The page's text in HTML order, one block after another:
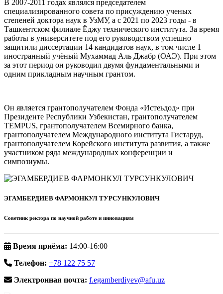
В 2007-2011 годах являлся председателем
специализированного совета по присуждению ученых
степеней доктора наук в УзМУ, а с 2021 по 2023 годы - в
Ташкентском филиале Ёджу технического института. За время
работы в университете под его руководством успешно
защитили диссертации 14 кандидатов наук, в том числе 1
иностранный учёный Мухаммад Аль Джабр (ОАЭ). При этом
за этот период он руководил двумя фундаментальными и
одним прикладным научным грантом.
Он является грантополучателем Фонда «Истеьдод» при
Президенте Республики Узбекистан, грантополучателем
TEMPUS, грантополучателем Всемирного банка,
грантополучателем Международного института Гистаруд,
грантополучателем Корейского института развития, а также
участником ряда международных конференции и
симпозиумы.
ЭГАМБЕРДИЕВ ФАРМОНКУЛ ТУРСУНКУЛОВИЧ
Советник ректора по научной работе и инновациям
Время приёма: 14:00-16:00
Телефон: +78 122 75 57
Электронная почта: f.egamberdiyev@afu.uz